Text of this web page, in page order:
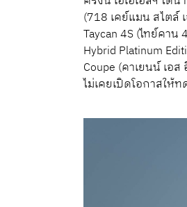
(718 เคย์แมน สไตล์
Taycan 4S (ไทย์คาน
Hybrid Platinum
Coupe (คาเยนน์ เอ
ไม่เคยเปิดโอกาสให้